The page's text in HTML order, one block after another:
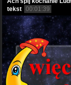
tekst 00:01:39